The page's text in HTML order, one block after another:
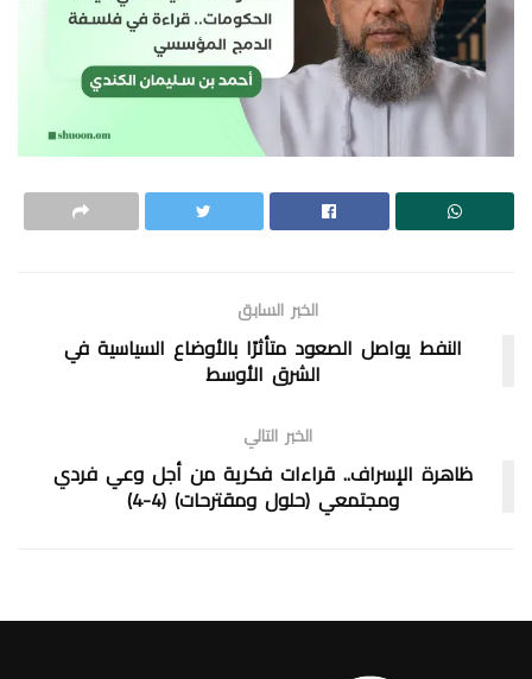
الخبر السابق
النفط يواصل الصعود متأثرًا بالأوضاع السياسية في
الشرق الأوسط
الخبر التالي
ظاهرة الإسراف.. قراءات فكرية من أجل وعي فردي
ومجتمعي (حلول ومقترحات) (4-4)